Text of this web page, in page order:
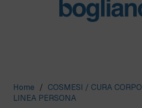
Home / COSMESI / CURA CORPO
LINEA PERSONA